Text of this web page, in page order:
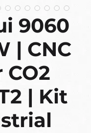
9060
| CNC
CO2
| Kit